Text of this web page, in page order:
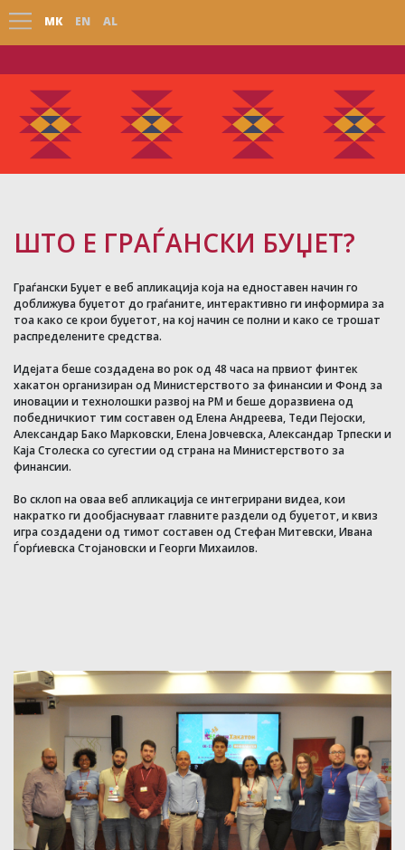
МК ЕN AL
ШТО Е ГРАЃАНСКИ БУЏЕТ?
Граѓански Буџет е веб апликација која на едноставен начин го
доближува буџетот до граѓаните, интерактивно ги информира за
тоа како се крои буџетот, на кој начин се полни и како се трошат
распределените средства.
Идејата беше создадена во рок од 48 часа на првиот финтек
хакатон организиран од Министерството за финансии и Фонд за
иновации и технолошки развој на РМ и беше доразвиена од
победничкиот тим составен од Елена Андреева, Теди Пејоски,
Александар Бакo Марковски, Елена Јовчевска, Александар Трпески и
Каја Столеска со сугестии од страна на Министерството за
финансии.
Во склоп на оваа веб апликација се интегрирани видеа, кои
накратко ги дообјаснуваат главните раздели од буџетот, и квиз
игра создадени од тимот составен од Стефан Митевски, Ивана
Ѓорѓиевска Стојановски и Георги Михаилов.